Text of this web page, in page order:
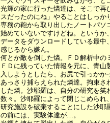
光輝の家に行った燐達は、そこで
スだったのにね」やることはしっか
専務の鞄から取り出したノートパソ
始めていないですけどね。というか
データをダウンロードしている最
感じるから嫌ん。
何とか敵を倒した燐。ＦＤ解析中の
ＦＤに残っていた情報を元に、青
入しようとしたら、お尻で引っかか
あっさり捕らえられた燐達。拘束さ
した燐。沙耶羅は、自分の研究を
数々。沙耶羅によって閉じこめられ
研究施設を破棄することにした沙
の前には、実験体達が…。